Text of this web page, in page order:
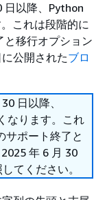
日以降、Python
これは段階的に
移行オプション
公開されたブロ
日以降、
なります。これ
サポート終了と
年 6 月 30
てください。